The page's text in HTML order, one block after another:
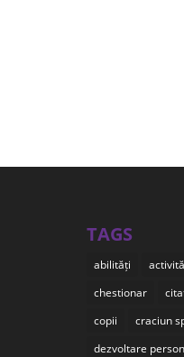
TAGS
abilități
chestionar
copii
craciun
dezvoltare